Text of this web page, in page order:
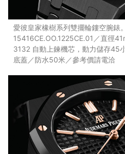
愛彼皇家橡樹系列雙擺輪鏤空腕錶
15416CE.OO.1225CE.01／直徑
3132 自動上鍊機芯，動力儲存45
底蓋／防水50米／參考價請電洽